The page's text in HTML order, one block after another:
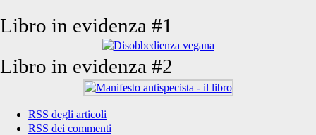
Libro in evidenza #1
Libro in evidenza #2
RSS degli articoli
RSS dei commenti